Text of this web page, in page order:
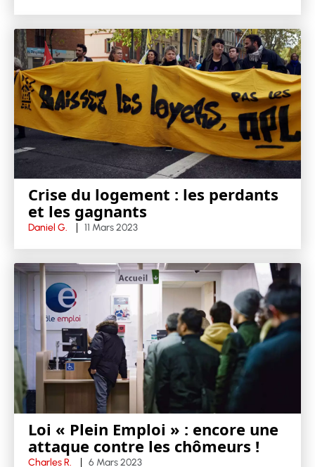
Crise du logement : les perdants
et les gagnants
Daniel G. 11 Mars 2023
Loi « Plein Emploi » : encore une
attaque contre les chômeurs !
Charles R. 6 Mars 2023